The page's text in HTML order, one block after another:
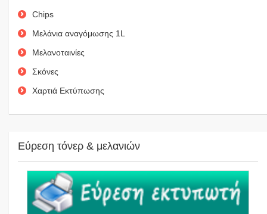
Chips
Μελάνια αναγόμωσης 1L
Μελανοταινίες
Σκόνες
Χαρτιά Εκτύπωσης
Εύρεση τόνερ & μελανιών